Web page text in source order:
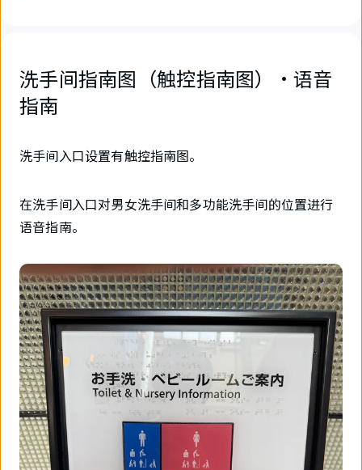
洗手间指南图（触控指南图）·语音
指南
洗手间入口设置有触控指南图。
在洗手间入口对男女洗手间和多功能洗手间的位置进行
语音指南。